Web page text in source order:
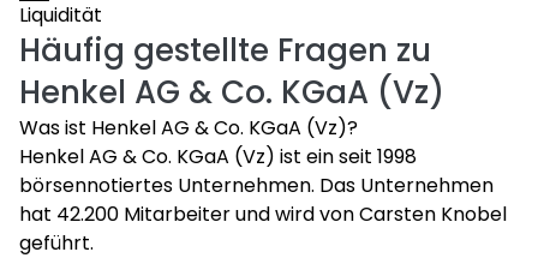
Liquidität
Häufig gestellte Fragen zu
Henkel AG & Co. KGaA (Vz)
Was ist Henkel AG & Co. KGaA (Vz)?
Henkel AG & Co. KGaA (Vz) ist ein seit 1998
börsennotiertes Unternehmen. Das Unternehmen
hat 42.200 Mitarbeiter und wird von Carsten Knobel
geführt.